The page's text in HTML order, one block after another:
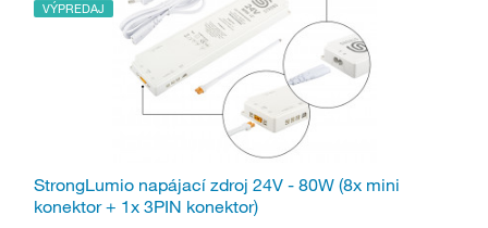
VÝPREDAJ
StrongLumio napájací zdroj 24V - 80W (8x mini
konektor + 1x 3PIN konektor)